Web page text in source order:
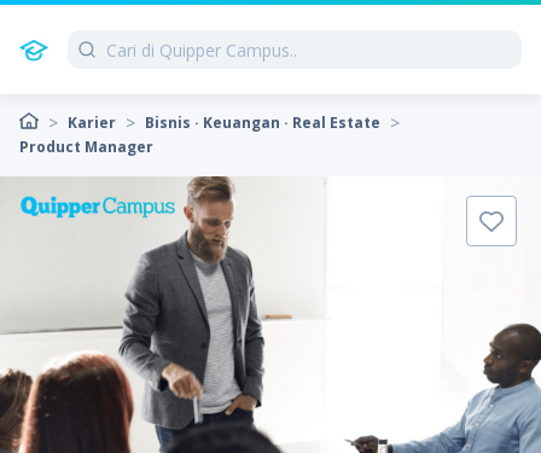
Karier
Bisnis · Keuangan · Real Estate
Product Manager